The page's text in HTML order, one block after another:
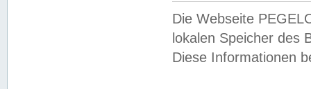
Die Webseite
lokalen Speicher des
Diese Informationen